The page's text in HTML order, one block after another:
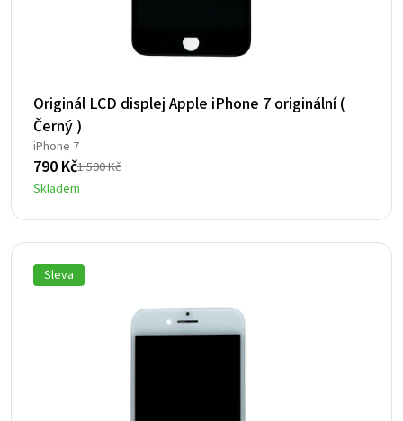
Originál LCD displej Apple iPhone 7 originální (
Černý )
iPhone 7
1 500Kč
Původní
cena
byla:
1
500 Kč.
790 Kč
Aktuální
cena
je:
790 Kč.
Skladem
Sleva